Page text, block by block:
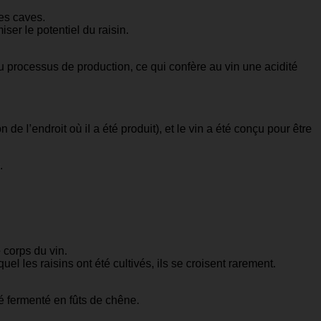
caves.
le potentiel du raisin.
de production, ce qui confère au vin une acidité
l’endroit où il a été produit), et le vin a été conçu pour être
du vin.
les raisins ont été cultivés, ils se croisent rarement.
fermenté en fûts de chêne.